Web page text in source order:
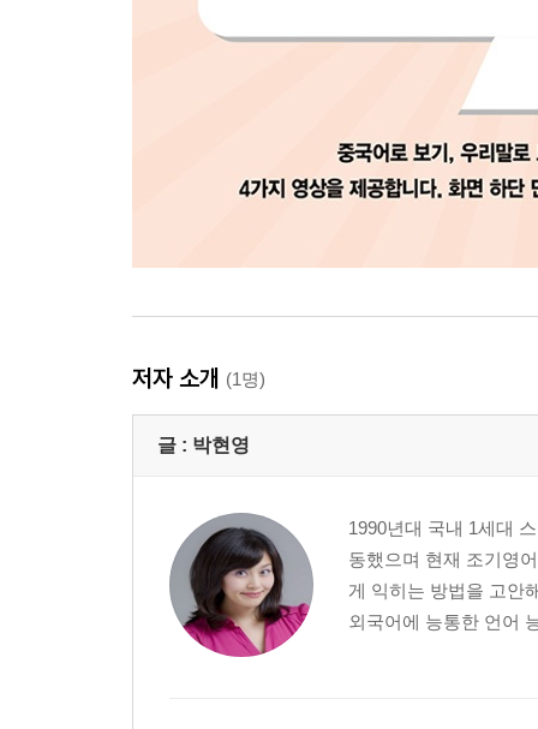
저자 소개 (1명)
글 : 박현영
1990년대 국내 1세대
동했으며 현재 조기영
게 익히는 방법을 고안
외국어에 능통한 언어